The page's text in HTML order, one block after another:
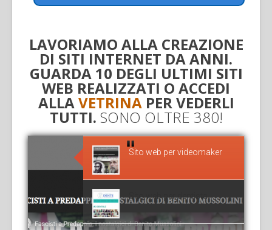
LAVORIAMO ALLA CREAZIONE
DI SITI INTERNET DA ANNI.
GUARDA 10 DEGLI ULTIMI SITI
WEB REALIZZATI O ACCEDI
ALLAVETRINAPER VEDERLI
TUTTI. SONO OLTRE 380!
Sito web per videomaker
Sito web per dentista